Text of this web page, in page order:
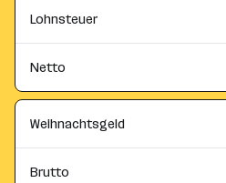
Lohnsteuer
Netto
Weihnachtsgeld
Brutto